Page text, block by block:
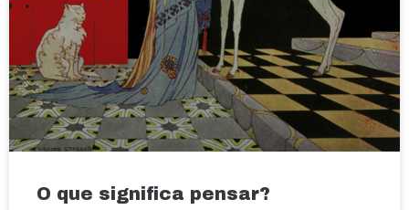
O que significa pensar?